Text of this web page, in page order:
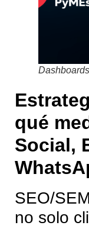
qué
Social,
SEO/
no solo